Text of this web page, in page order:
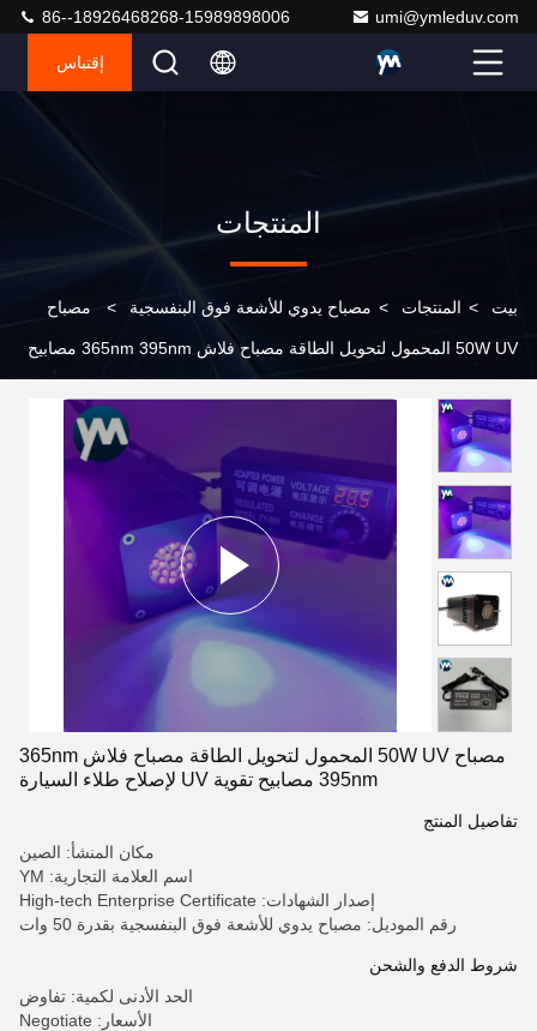
umi@ymleduv.com
86--18926468268-15989898006
إقتباس
المنتجات
بيت > المنتجات > مصباح يدوي للأشعة فوق البنفسجية > مصباح
50W UV المحمول لتحويل الطاقة مصباح فلاش 365nm 395nm مصابيح
مصباح 50W UV المحمول لتحويل الطاقة مصباح فلاش 365nm
395nm مصابيح تقوية UV لإصلاح طلاء السيارة
تفاصيل المنتج
مكان المنشأ: الصين
اسم العلامة التجارية: YM
إصدار الشهادات: High-tech Enterprise Certificate
رقم الموديل: مصباح يدوي للأشعة فوق البنفسجية بقدرة 50 وات
شروط الدفع والشحن
الحد الأدنى لكمية: تفاوض
الأسعار: Negotiate